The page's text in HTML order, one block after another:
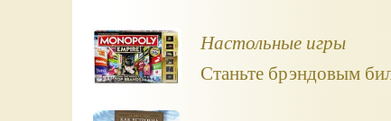
Настольные игры
Станьте брэндовым